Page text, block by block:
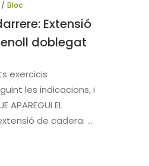
Bloc
Extensió
doblegat
exercicis
les indicacions, i
APAREGUI EL
de cadera.